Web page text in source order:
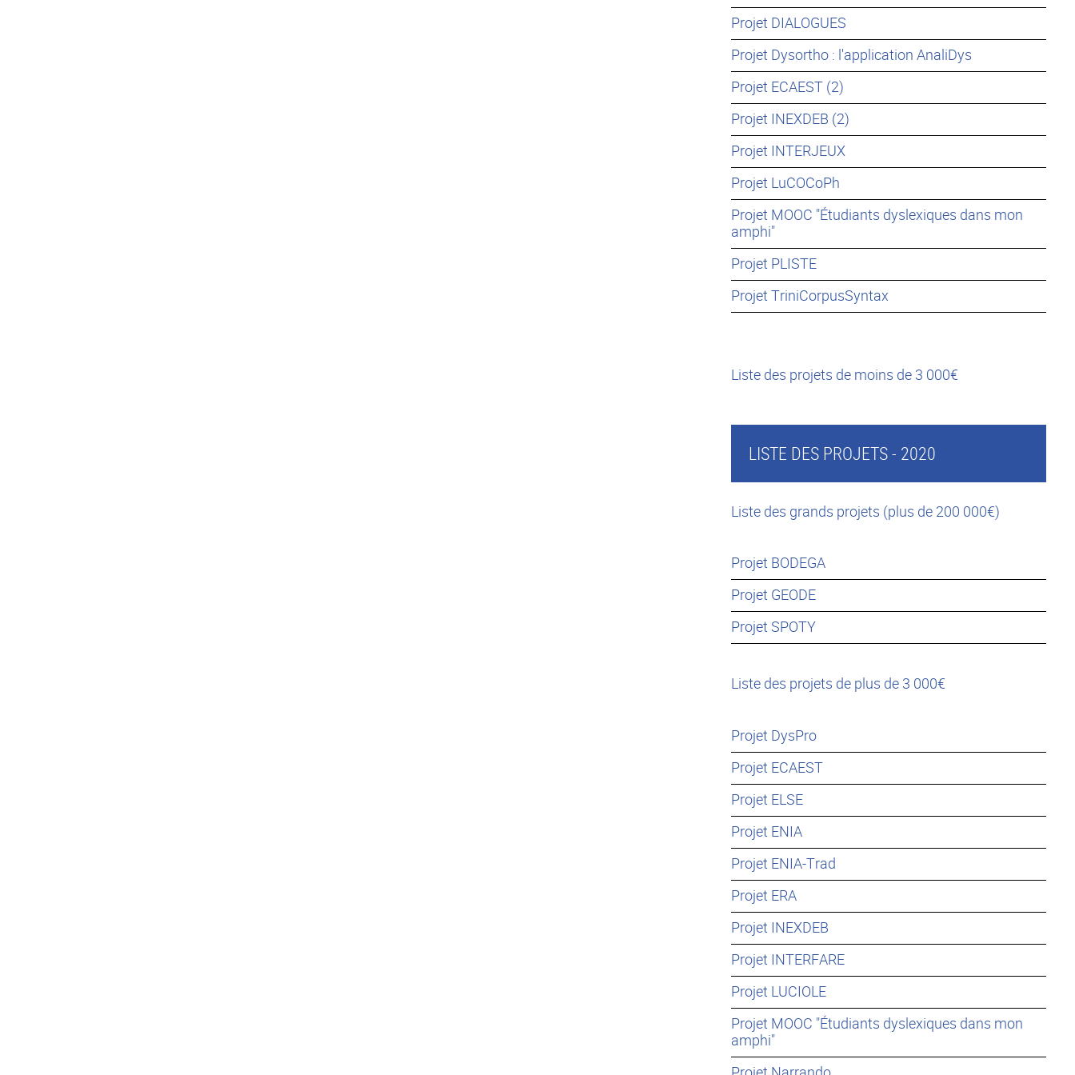
Projet DIALOGUES
Projet Dysortho : l'application AnaliDys
Projet ECAEST (2)
Projet INEXDEB (2)
Projet INTERJEUX
Projet LuCOCoPh
Projet MOOC "Étudiants dyslexiques dans mon
amphi"
Projet PLISTE
Projet TriniCorpusSyntax
Liste des projets de moins de 3 000€
LISTE DES PROJETS - 2020
Liste des grands projets (plus de 200 000€)
Projet BODEGA
Projet GEODE
Projet SPOTY
Liste des projets de plus de 3 000€
Projet DysPro
Projet ECAEST
Projet ELSE
Projet ENIA
Projet ENIA-Trad
Projet ERA
Projet INEXDEB
Projet INTERFARE
Projet LUCIOLE
Projet MOOC "Étudiants dyslexiques dans mon
amphi"